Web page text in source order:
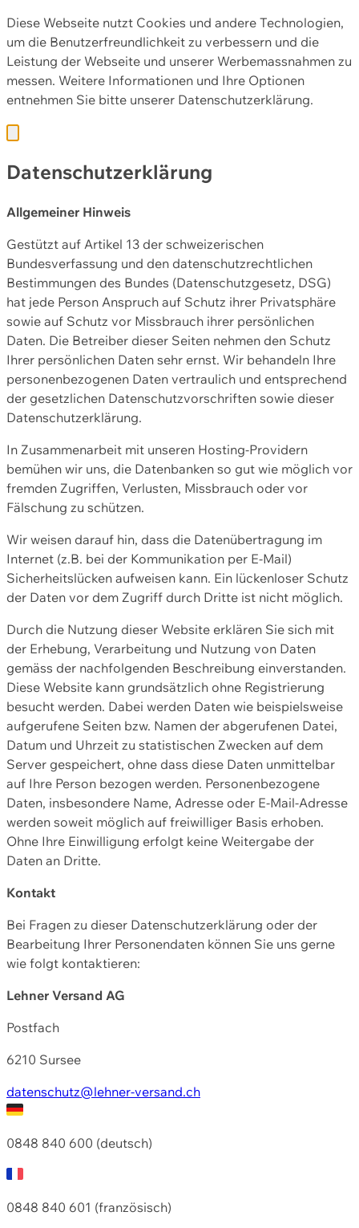
Diese Webseite nutzt Cookies und andere Technologien,
um die Benutzerfreundlichkeit zu verbessern und die
Leistung der Webseite und unserer Werbemassnahmen zu
messen. Weitere Informationen und Ihre Optionen
entnehmen Sie bitte unserer Datenschutzerklärung.
Datenschutzerklärung
Allgemeiner Hinweis
Gestützt auf Artikel 13 der schweizerischen
Bundesverfassung und den datenschutzrechtlichen
Bestimmungen des Bundes (Datenschutzgesetz, DSG)
hat jede Person Anspruch auf Schutz ihrer Privatsphäre
sowie auf Schutz vor Missbrauch ihrer persönlichen
Daten. Die Betreiber dieser Seiten nehmen den Schutz
Ihrer persönlichen Daten sehr ernst. Wir behandeln Ihre
personenbezogenen Daten vertraulich und entsprechend
der gesetzlichen Datenschutzvorschriften sowie dieser
Datenschutzerklärung.
In Zusammenarbeit mit unseren Hosting-Providern
bemühen wir uns, die Datenbanken so gut wie möglich vor
fremden Zugriffen, Verlusten, Missbrauch oder vor
Fälschung zu schützen.
Wir weisen darauf hin, dass die Datenübertragung im
Internet (z.B. bei der Kommunikation per E-Mail)
Sicherheitslücken aufweisen kann. Ein lückenloser Schutz
der Daten vor dem Zugriff durch Dritte ist nicht möglich.
Durch die Nutzung dieser Website erklären Sie sich mit
der Erhebung, Verarbeitung und Nutzung von Daten
gemäss der nachfolgenden Beschreibung einverstanden.
Diese Website kann grundsätzlich ohne Registrierung
besucht werden. Dabei werden Daten wie beispielsweise
aufgerufene Seiten bzw. Namen der abgerufenen Datei,
Datum und Uhrzeit zu statistischen Zwecken auf dem
Server gespeichert, ohne dass diese Daten unmittelbar
auf Ihre Person bezogen werden. Personenbezogene
Daten, insbesondere Name, Adresse oder E-Mail-Adresse
werden soweit möglich auf freiwilliger Basis erhoben.
Ohne Ihre Einwilligung erfolgt keine Weitergabe der
Daten an Dritte.
Kontakt
Bei Fragen zu dieser Datenschutzerklärung oder der
Bearbeitung Ihrer Personendaten können Sie uns gerne
wie folgt kontaktieren:
Lehner Versand AG
Postfach
6210 Sursee
datenschutz@lehner-versand.ch
0848 840 600 (deutsch)
0848 840 601 (französisch)